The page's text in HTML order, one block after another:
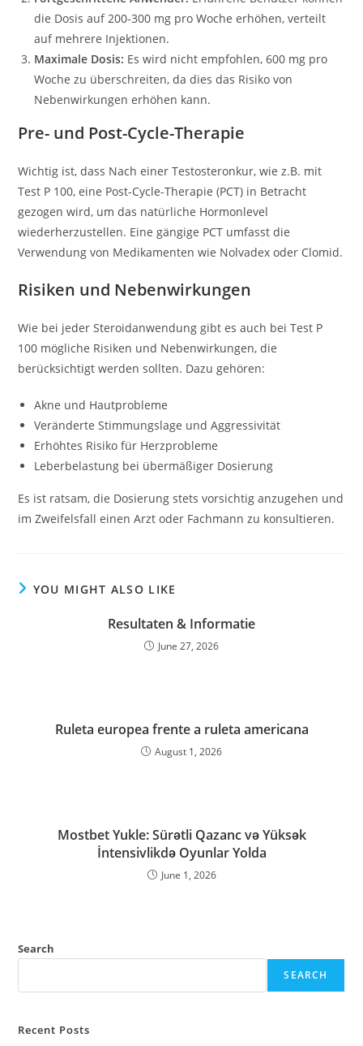
die Dosis auf 200-300 mg pro Woche erhöhen, verteilt
auf mehrere Injektionen.
Maximale Dosis: Es wird nicht empfohlen, 600 mg pro
Woche zu überschreiten, da dies das Risiko von
Nebenwirkungen erhöhen kann.
Pre- und Post-Cycle-Therapie
Wichtig ist, dass Nach einer Testosteronkur, wie z.B. mit
Test P 100, eine Post-Cycle-Therapie (PCT) in Betracht
gezogen wird, um das natürliche Hormonlevel
wiederherzustellen. Eine gängige PCT umfasst die
Verwendung von Medikamenten wie Nolvadex oder Clomid.
Risiken und Nebenwirkungen
Wie bei jeder Steroidanwendung gibt es auch bei Test P
100 mögliche Risiken und Nebenwirkungen, die
berücksichtigt werden sollten. Dazu gehören:
Akne und Hautprobleme
Veränderte Stimmungslage und Aggressivität
Erhöhtes Risiko für Herzprobleme
Leberbelastung bei übermäßiger Dosierung
Es ist ratsam, die Dosierung stets vorsichtig anzugehen und
im Zweifelsfall einen Arzt oder Fachmann zu konsultieren.
YOU MIGHT ALSO LIKE
Resultaten & Informatie
June 27, 2026
Ruleta europea frente a ruleta americana
August 1, 2026
Mostbet Yukle: Sürətli Qazanc və Yüksək
İntensivlikdə Oyunlar Yolda
June 1, 2026
Search
SEARCH
Recent Posts